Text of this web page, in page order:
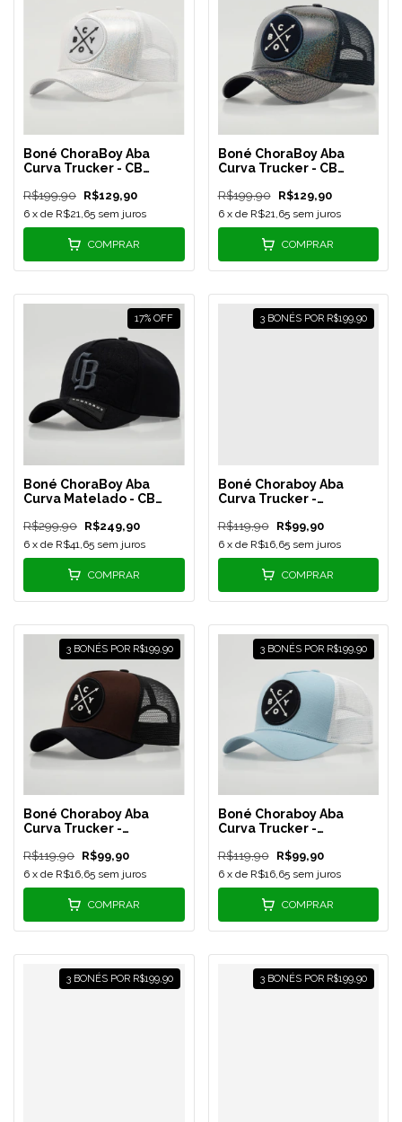
Boné ChoraBoy Aba
Curva Trucker - CB
Holográfico - REF 60
R$199,90 R$129,90
6 x de R$21,65 sem juros
COMPRAR
Boné ChoraBoy Aba
Curva Trucker - CB
Holográfico - REF 61
R$199,90 R$129,90
6 x de R$21,65 sem juros
COMPRAR
17% OFF
Boné ChoraBoy Aba
Curva Matelado - CB
R$299,90 R$249,90
6 x de R$41,65 sem juros
COMPRAR
3 BONÉS POR R$199,90
Boné Choraboy Aba
Curva Trucker -
Menta/Preto - REF 58
R$119,90 R$99,90
6 x de R$16,65 sem juros
COMPRAR
3 BONÉS POR R$199,90
Boné Choraboy Aba
Curva Trucker -
Marrom/Preto - REF 56
R$119,90 R$99,90
6 x de R$16,65 sem juros
COMPRAR
3 BONÉS POR R$199,90
Boné Choraboy Aba
Curva Trucker -
REF 55
R$119,90 R$99,90
6 x de R$16,65 sem juros
COMPRAR
3 BONÉS POR R$199,90 3 BONÉS POR R$199,90